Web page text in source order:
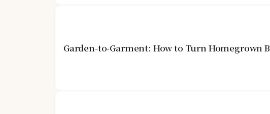
Garden-to-Garment: How to Turn Homegrown